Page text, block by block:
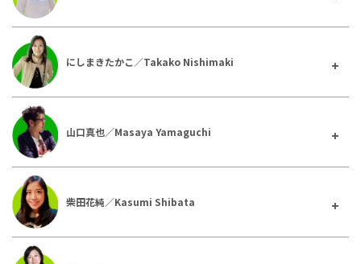
にしまきたかこ／Takako Nishimaki
山口真也／Masaya Yamaguchi
柴田花純／Kasumi Shibata